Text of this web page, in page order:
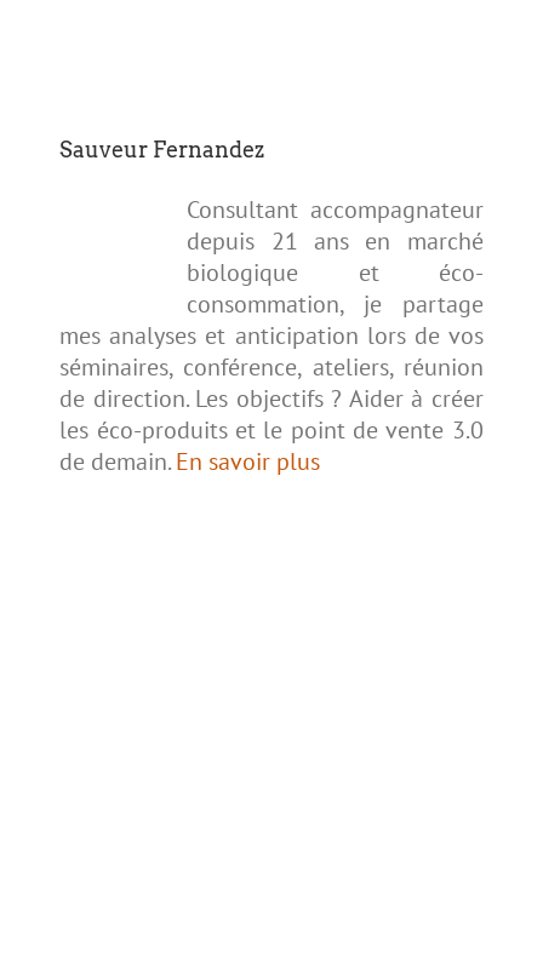
Sauveur Fernandez
Consultant accompagnateur
depuis 21 ans en marché
biologique et éco-
consommation, je partage
mes analyses et anticipation lors de vos
séminaires, conférence, ateliers, réunion
de direction. Les objectifs ? Aider à créer
les éco-produits et le point de vente 3.0
de demain.En savoir plus